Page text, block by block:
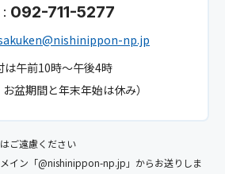
092-711-5277
np.jp
は午前10時～午後4時
お盆期間と年末年始は休み）
ご遠慮ください
イン「@nishinippon-np.jp」からお送りしま